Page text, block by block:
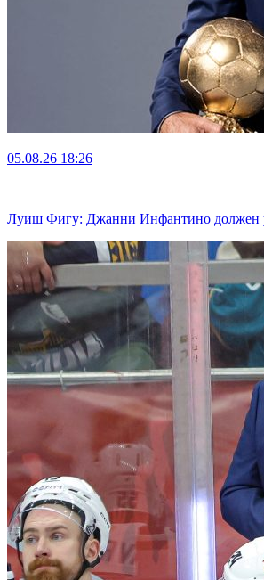
05.08.26 18:26
Луиш Фигу: Джанни Инфантино